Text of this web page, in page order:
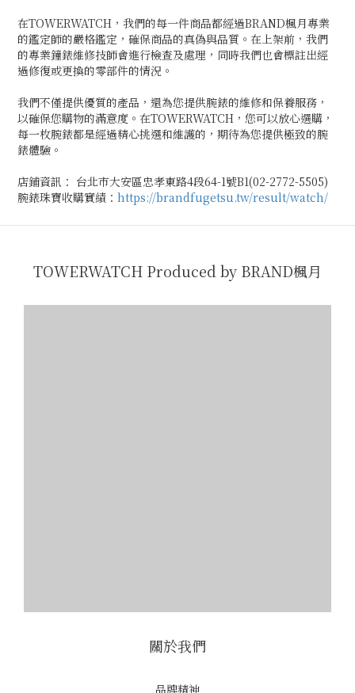
在TOWERWATCH，我們的每一件商品都經過BRAND楓月專業
的鑑定師的嚴格鑑定，確保商品的真偽與品質。在上架前，我們
的專業鐘錶維修技師會進行檢查及處理，同時我們也會標註出經
過修復或更換的零部件的情況。
我們不僅提供優質的產品，還為您提供腕錶的維修和保養服務，
以確保您購物的滿意度。在TOWERWATCH，您可以放心選購，
每一枚腕錶都是經過精心挑選和維護的，期待為您提供極致的腕
錶體驗。
店鋪資訊： 台北市大安區忠孝東路4段64-1號B1(02-2772-5505)
腕錶珠寶收購實績： https://brandfugetsu.tw/result/watch/
TOWERWATCH Produced by BRAND楓月
關於我們
品牌精神